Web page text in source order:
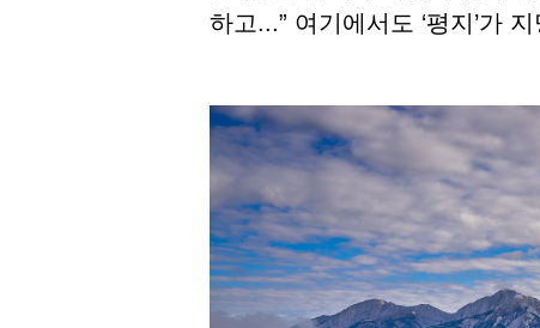
하고...” 여기에서도 ‘평지’가